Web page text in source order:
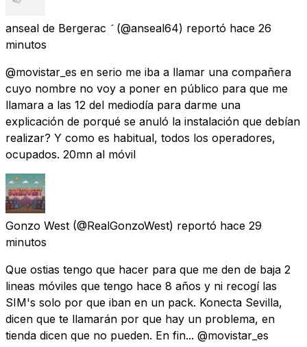
anseal de Bergerac  (@anseal64) reportó hace 26
minutos
@movistar_es en serio me iba a llamar una compañera
cuyo nombre no voy a poner en público para que me
llamara a las 12 del mediodía para darme una
explicación de porqué se anuló la instalación que debían
realizar? Y como es habitual, todos los operadores,
ocupados. 20mn al móvil
Gonzo West (@RealGonzoWest) reportó hace 29
minutos
Que ostias tengo que hacer para que me den de baja 2
lineas móviles que tengo hace 8 años y ni recogí las
SIM's solo por que iban en un pack. Konecta Sevilla,
dicen que te llamarán por que hay un problema, en
tienda dicen que no pueden. En fin... @movistar_es